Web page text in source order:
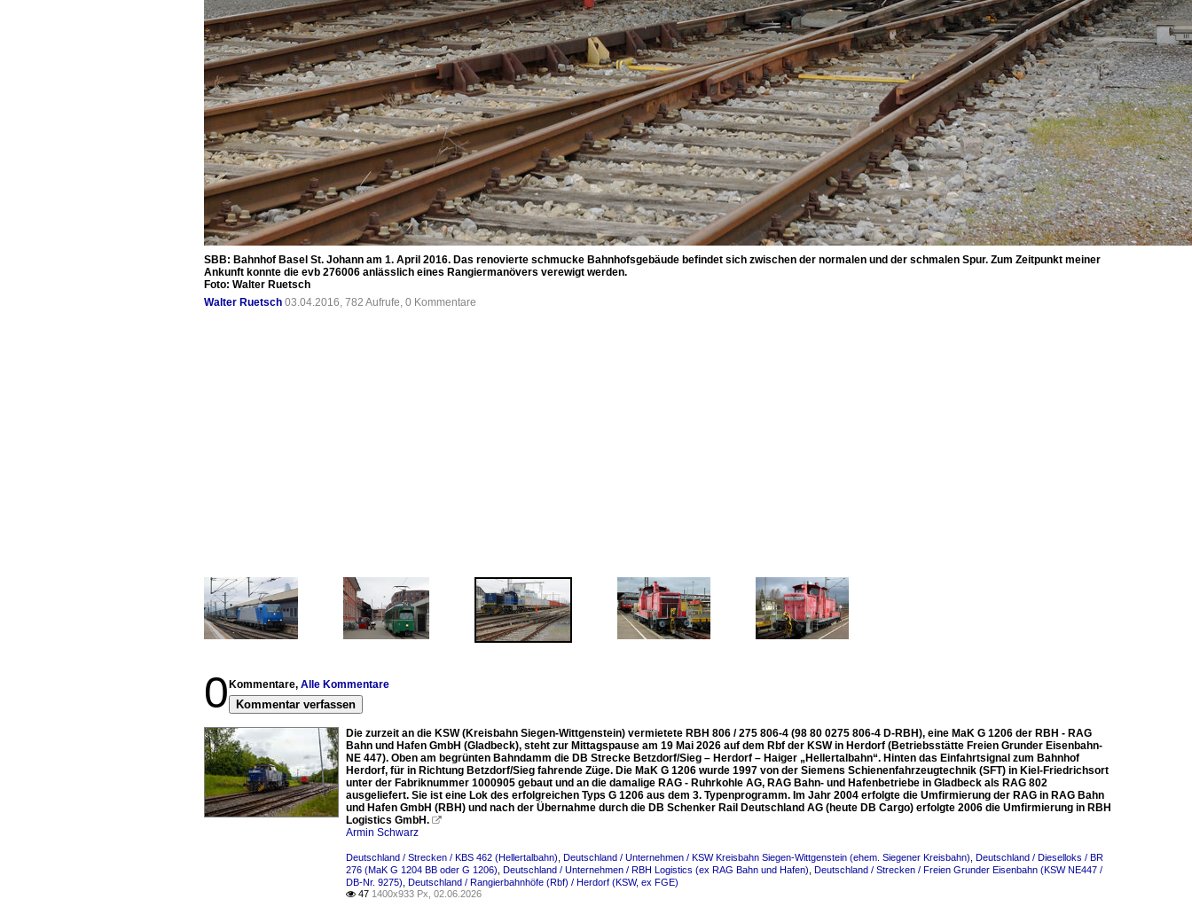
SBB: Bahnhof Basel St. Johann am 1. April 2016. Das renovierte schmucke Bahnhofsgebäude befindet sich zwischen der normalen und der schmalen Spur. Zum Zeitpunkt meiner
Ankunft konnte die evb 276006 anlässlich eines Rangiermanövers verewigt werden.
Foto: Walter Ruetsch
Walter Ruetsch 03.04.2016, 782 Aufrufe, 0 Kommentare
0 Kommentare, Alle Kommentare
Kommentar verfassen
Die zurzeit an die KSW (Kreisbahn Siegen-Wittgenstein) vermietete RBH 806 / 275 806-4 (98 80 0275 806-4 D-RBH), eine MaK G 1206 der RBH - RAG
Bahn und Hafen GmbH (Gladbeck), steht zur Mittagspause am 19 Mai 2026 auf dem Rbf der KSW in Herdorf (Betriebsstätte Freien Grunder Eisenbahn-
NE 447). Oben am begrünten Bahndamm die DB Strecke Betzdorf/Sieg – Herdorf – Haiger „Hellertalbahn“. Hinten das Einfahrtsignal zum Bahnhof
Herdorf, für in Richtung Betzdorf/Sieg fahrende Züge. Die MaK G 1206 wurde 1997 von der Siemens Schienenfahrzeugtechnik (SFT) in Kiel-Friedrichsort
unter der Fabriknummer 1000905 gebaut und an die damalige RAG - Ruhrkohle AG, RAG Bahn- und Hafenbetriebe in Gladbeck als RAG 802
ausgeliefert. Sie ist eine Lok des erfolgreichen Typs G 1206 aus dem 3. Typenprogramm. Im Jahr 2004 erfolgte die Umfirmierung der RAG in RAG Bahn
und Hafen GmbH (RBH) und nach der Übernahme durch die DB Schenker Rail Deutschland AG (heute DB Cargo) erfolgte 2006 die Umfirmierung in RBH
Logistics GmbH. 
Armin Schwarz
Deutschland / Strecken / KBS 462 (Hellertalbahn) Deutschland / Unternehmen / KSW Kreisbahn Siegen-Wittgenstein (ehem. Siegener Kreisbahn) Deutschland / Dieselloks / BR
276 (MaK G 1204 BB oder G 1206) Deutschland / Unternehmen / RBH Logistics (ex RAG Bahn und Hafen) Deutschland / Strecken / Freien Grunder Eisenbahn (KSW NE447 /
DB-Nr. 9275) Deutschland / Rangierbahnhöfe (Rbf) / Herdorf (KSW, ex FGE)
 47 1400x933 Px, 02.06.2026